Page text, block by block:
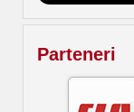
Parteneri